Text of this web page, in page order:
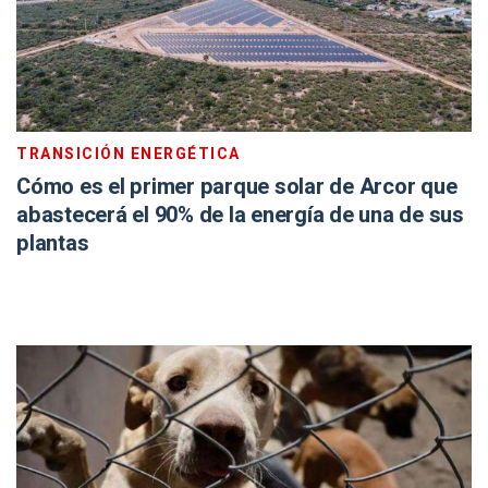
TRANSICIÓN ENERGÉTICA
Cómo es el primer parque solar de Arcor que
abastecerá el 90% de la energía de una de sus
plantas